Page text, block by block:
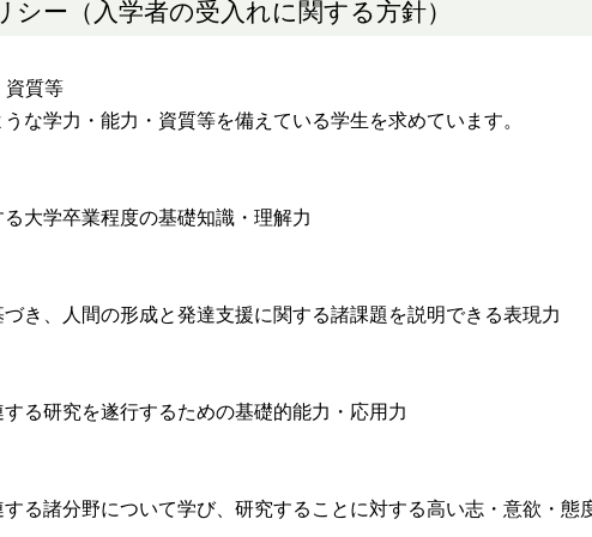
ー（入学者の受入れに関する方針）
質等
な学力・能力・資質等を備えている学生を求めています。
大学卒業程度の基礎知識・理解力
き、人間の形成と発達支援に関する諸課題を説明できる表現力
る研究を遂行するための基礎的能力・応用力
る諸分野について学び、研究することに対する高い志・意欲・態